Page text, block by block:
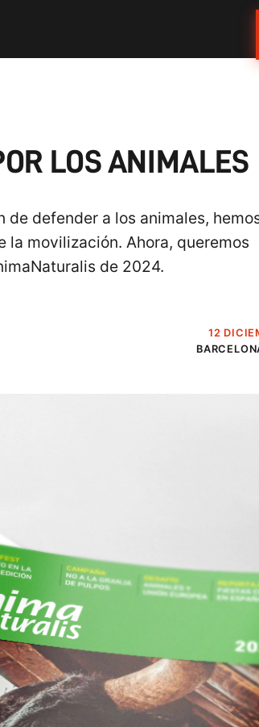
LOS ANIMALES
de defender a los animales,
movilización. Ahora, queremos
de 2024.
12